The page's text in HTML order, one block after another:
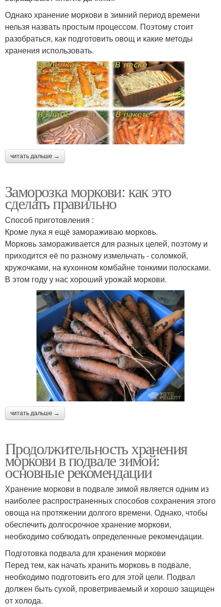
Однако хранение моркови в зимний период времени
нельзя назвать простым процессом. Поэтому стоит
разобраться, как подготовить овощ и какие методы
хранения использовать.
читать дальше →
Заморозка моркови: как это
сделать правильно
Способ приготовления :
Кроме лука я ещё замораживаю морковь.
Морковь замораживается для разных целей, поэтому и
приходится её по разному измельчать - соломкой,
кружочками, на кухонном комбайне тонкими полосками.
В этом году у нас хороший урожай моркови.
читать дальше →
Продолжительность хранения
моркови в подвале зимой:
основные рекомендации
Хранение моркови в подвале зимой является одним из
наиболее распространенных способов сохранения этого
овоща на протяжении долгого времени. Однако, чтобы
обеспечить долгосрочное хранение моркови,
необходимо соблюдать определенные рекомендации.
Подготовка подвала для хранения моркови
Перед тем, как начать хранить морковь в подвале,
необходимо подготовить его для этой цели. Подвал
должен быть сухой, проветриваемый и хорошо защищен
от холода.